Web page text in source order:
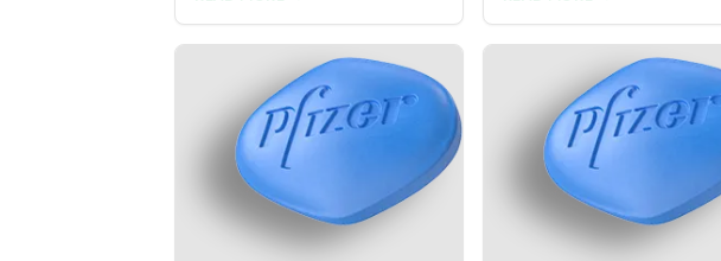
回久違的熱情與暢快體驗。